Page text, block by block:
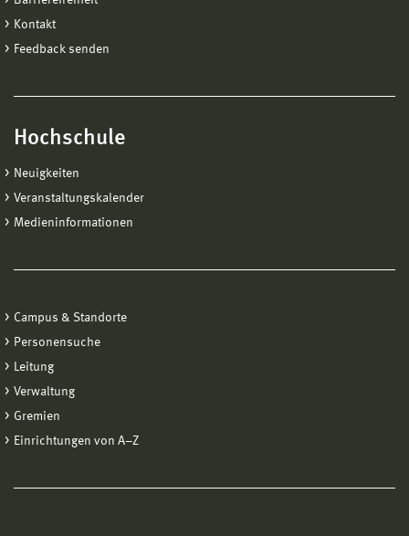
Kontakt
Feedback senden
Hochschule
Neuigkeiten
Veranstaltungskalender
Medieninformationen
Campus & Standorte
Personensuche
Leitung
Verwaltung
Gremien
Einrichtungen von A−Z